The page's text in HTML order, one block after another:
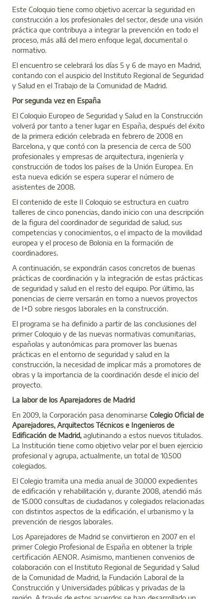
Este Coloquio tiene como objetivo acercar la seguridad en
construcción a los profesionales del sector, desde una visión
práctica que contribuya a integrar la prevención en todo el
proceso, más allá del mero enfoque legal, documental o
normativo.
El encuentro se celebrará los días 5 y 6 de mayo en Madrid,
contando con el auspicio del Instituto Regional de Seguridad
y Salud en el Trabajo de la Comunidad de Madrid.
Por segunda vez en España
El Coloquio Europeo de Seguridad y Salud en la Construcción
volverá por tanto a tener lugar en España, después del éxito
de la primera edición celebrada en febrero de 2008 en
Barcelona, y que contó con la presencia de cerca de 500
profesionales y empresas de arquitectura, ingeniería y
construcción de todos los países de la Unión Europea. En
esta nueva edición se espera superar el número de
asistentes de 2008.
El contenido de este II Coloquio se estructura en cuatro
talleres de cinco ponencias, dando inicio con una descripción
de la figura del coordinador de seguridad de salud, sus
competencias y conocimientos, o el impacto de la movilidad
europea y el proceso de Bolonia en la formación de
coordinadores.
A continuación, se expondrán casos concretos de buenas
prácticas de coordinación y la integración de estas prácticas
de seguridad y salud en el resto del equipo. Por último, las
ponencias de cierre versarán en torno a nuevos proyectos
de I+D sobre riesgos laborales en la construcción.
El programa se ha definido a partir de las conclusiones del
primer Coloquio y de las nuevas normativas comunitarias,
españolas y autonómicas para promover las buenas
prácticas en el entorno de seguridad y salud en la
construcción, la necesidad de implicar más a promotores de
obras y la importancia de la coordinación desde el inicio del
proyecto.
La labor de los Aparejadores de Madrid
En 2009, la Corporación pasa denominarse Colegio Oficial de
Aparejadores, Arquitectos Técnicos e Ingenieros de
Edificación de Madrid,aglutinando a estos nuevos titulados.
La Institución tiene como objetivo velar por el buen ejercicio
profesional y agrupa, actualmente, un total de 10.500
colegiados.
El Colegio tramita una media anual de 30.000 expedientes
de edificación y rehabilitación y, durante 2008, atendió más
de 15.000 consultas de ciudadanos y colegiados relacionadas
con distintos aspectos de la edificación, el urbanismo y la
prevención de riesgos laborales.
Los Aparejadores de Madrid se convirtieron en 2007 en el
primer Colegio Profesional de España en obtener la triple
certificación AENOR. Asimismo, mantienen convenios de
colaboración con el Instituto Regional de Seguridad y Salud
de la Comunidad de Madrid, la Fundación Laboral de la
Construcción y Universidades públicas y privadas de la